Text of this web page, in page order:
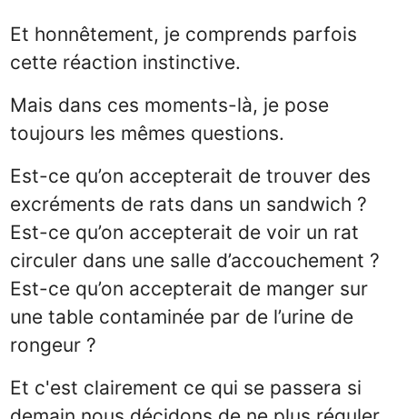
Et honnêtement, je comprends parfois
cette réaction instinctive.
Mais dans ces moments-là, je pose
toujours les mêmes questions.
Est-ce qu’on accepterait de trouver des
excréments de rats dans un sandwich ?
Est-ce qu’on accepterait de voir un rat
circuler dans une salle d’accouchement ?
Est-ce qu’on accepterait de manger sur
une table contaminée par de l’urine de
rongeur ?
Et c'est clairement ce qui se passera si